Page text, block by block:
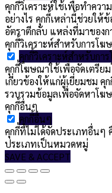
คุกกี้วิเคราะห์ใช้เพื่อทำควา
อย่างไร คุกกี้เหล่านี้ช่วยให้
อัตราตีกลับ แหล่งที่มาของก
คุกกี้วิเคราะห์สำหรับการโฆ
คุกกี้วิเคราะห์สำหรับกา
คุกกี้โฆษณาใช้เพื่อจัดเตรี
เกี่ยวข้องให้แก่ผู้เยี่ยมชม คุ
รวบรวมข้อมูลเพื่อจัดหาโฆ
คุกกี้อื่นๆ
คุกกี้อื่นๆ
คุกกี้ที่ไม่ได้จัดประเภทอื่นๆ
ประเภทเป็นหมวดหมู่
SAVE & ACCEPT